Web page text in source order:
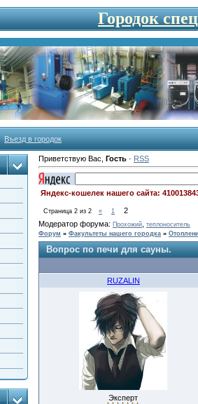
Городок
Въезд в городок
Приветствую Вас Гость· RSS
Яндекс-кошелек нашего сайта:
Страница 2из 2 « 1
2
Модератор форума: Прохожий, теплоноситель
Форум » Факультеты нашего городка »
Вопрос по печи для сауны.
RUZALIN
Эксперт